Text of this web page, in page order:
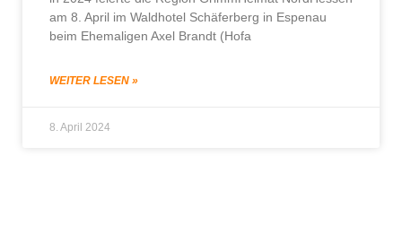
am 8. April im Waldhotel Schäferberg in Espenau
beim Ehemaligen Axel Brandt (Hofa
WEITER LESEN »
8. April 2024